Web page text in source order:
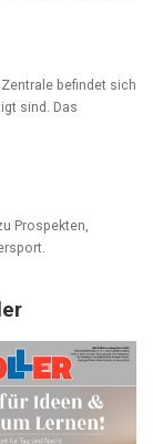
befindet sich
sind. Das
Prospekten,